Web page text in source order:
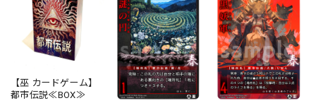
【巫 カードゲーム】
都市伝説≪BOX≫